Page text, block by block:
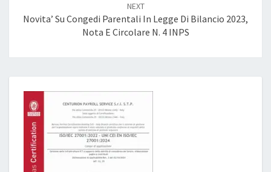
NEXT
Novita’ Su Congedi Parentali In Legge Di Bilancio 2023,
Nota E Circolare N. 4 INPS